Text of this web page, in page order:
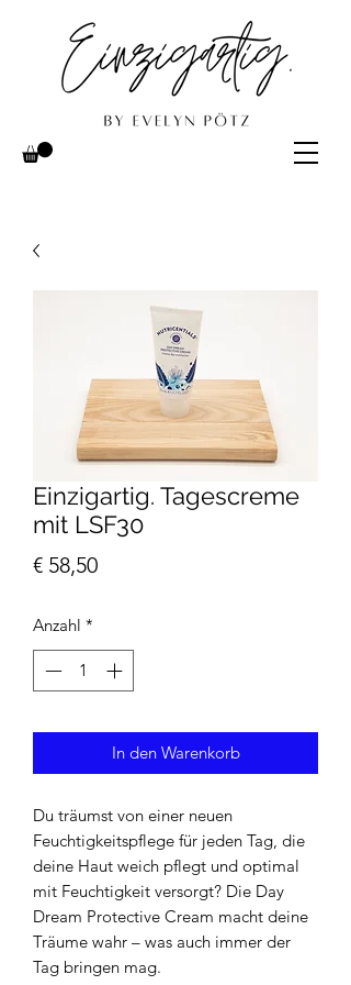
Einzigartig. Tagescreme
mit LSF30
€ 58,50Preis
Anzahl *
In den Warenkorb
Du träumst von einer neuen
Feuchtigkeitspflege für jeden Tag, die
deine Haut weich pflegt und optimal
mit Feuchtigkeit versorgt? Die Day
Dream Protective Cream macht deine
Träume wahr – was auch immer der
Tag bringen mag.